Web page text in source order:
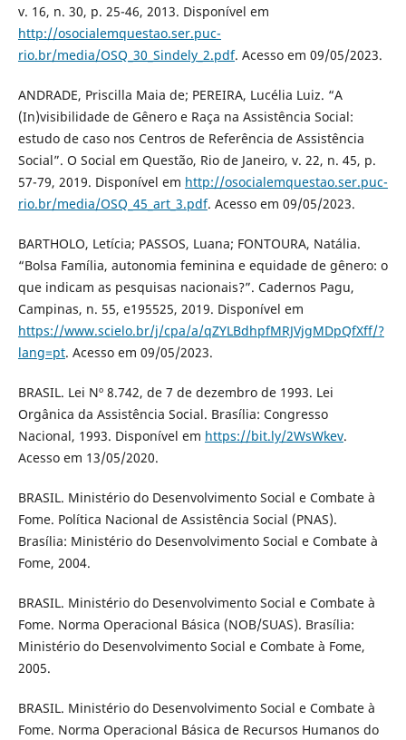
v. 16, n. 30, p. 25-46, 2013. Disponível em
http://osocialemquestao.ser.puc-
rio.br/media/OSQ_30_Sindely_2.pdf. Acesso em 09/05/2023.
ANDRADE, Priscilla Maia de; PEREIRA, Lucélia Luiz. “A
(In)visibilidade de Gênero e Raça na Assistência Social:
estudo de caso nos Centros de Referência de Assistência
Social”. O Social em Questão, Rio de Janeiro, v. 22, n. 45, p.
57-79, 2019. Disponível em http://osocialemquestao.ser.puc-
rio.br/media/OSQ_45_art_3.pdf. Acesso em 09/05/2023.
BARTHOLO, Letícia; PASSOS, Luana; FONTOURA, Natália.
“Bolsa Família, autonomia feminina e equidade de gênero: o
que indicam as pesquisas nacionais?”. Cadernos Pagu,
Campinas, n. 55, e195525, 2019. Disponível em
https://www.scielo.br/j/cpa/a/qZYLBdhpfMRJVjgMDpQfXff/?
lang=pt. Acesso em 09/05/2023.
BRASIL. Lei Nº 8.742, de 7 de dezembro de 1993. Lei
Orgânica da Assistência Social. Brasília: Congresso
Nacional, 1993. Disponível em https://bit.ly/2WsWkev.
Acesso em 13/05/2020.
BRASIL. Ministério do Desenvolvimento Social e Combate à
Fome. Política Nacional de Assistência Social (PNAS).
Brasília: Ministério do Desenvolvimento Social e Combate à
Fome, 2004.
BRASIL. Ministério do Desenvolvimento Social e Combate à
Fome. Norma Operacional Básica (NOB/SUAS). Brasília:
Ministério do Desenvolvimento Social e Combate à Fome,
2005.
BRASIL. Ministério do Desenvolvimento Social e Combate à
Fome. Norma Operacional Básica de Recursos Humanos do